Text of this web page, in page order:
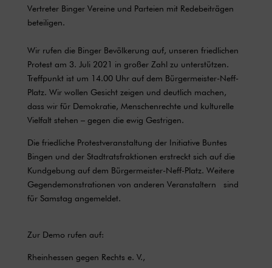
Vertreter Binger Vereine und Parteien mit Redebeiträgen
beteiligen.
Wir rufen die Binger Bevölkerung auf, unseren friedlichen
Protest am 3. Juli 2021 in großer Zahl zu unterstützen.
Treffpunkt ist um 14.00 Uhr auf dem Bürgermeister-Neff-
Platz. Wir wollen Gesicht zeigen und deutlich machen,
dass wir für Demokratie, Menschenrechte und kulturelle
Vielfalt stehen – gegen die ewig Gestrigen.
Die friedliche Protestveranstaltung der Initiative Buntes
Bingen und der Stadtratsfraktionen erstreckt sich auf die
Kundgebung auf dem Bürgermeister-Neff-Platz. Weitere
Gegendemonstrationen von anderen Veranstaltern sind
für Samstag angemeldet.
Zur Demo rufen auf:
Rheinhessen gegen Rechts e. V.,